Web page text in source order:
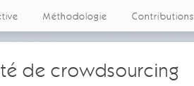
Méthodologie Contributions
de crowdsourcing